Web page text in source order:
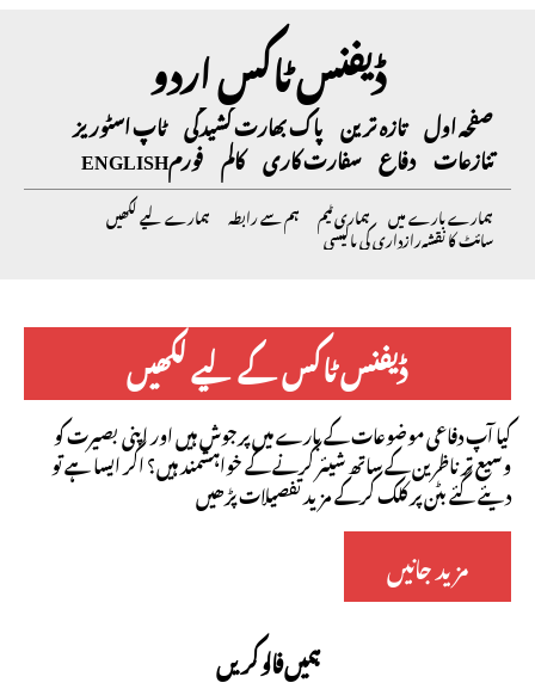
ڈیفنس ٹاکس اردو
صفحہ اول تازہ ترین پاک بھارت کشیدگی ٹاپ اسٹوریز
تنازعات دفاع سفارت کاری کالم فورمENGLISH
ہمارے بارے میں ہماری ٹیم ہم سے رابطہ ہمارے لیے لکھیں
سائٹ کا نقشہرازداری کی پالیسی
ڈیفنس ٹاکس کے لیے لکھیں
کیا آپ دفاعی موضوعات کے بارے میں پرجوش ہیں اور اپنی بصیرت کو
وسیع تر ناظرین کے ساتھ شیئر کرنے کے خواہشمند ہیں؟ اگر ایسا ہے تو
دیئے گئے بٹن پر کلک کرکے مزید تفصیلات پڑھیں
مزید جانیں
ہمیں فالو کریں